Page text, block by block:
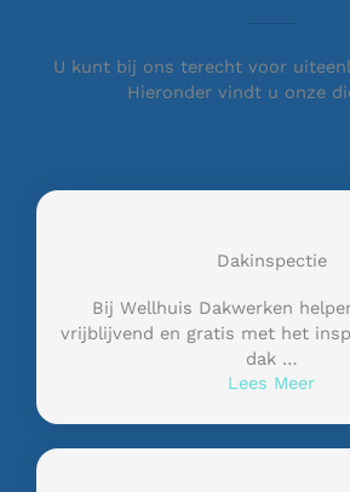
U kunt bij ons terecht voor
Hieronder vindt u onze
Dakinspectie
Bij Wellhuis Dakwerken
vrijblijvend en gratis met het
dak …
Lees Meer